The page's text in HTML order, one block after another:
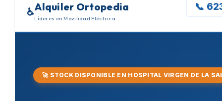
♿Alquiler Ortopedia
Líderes en Movilidad Eléctrica
📞
🚀 STOCK DISPONIBLE EN HOSPITAL VIRGEN DE LA